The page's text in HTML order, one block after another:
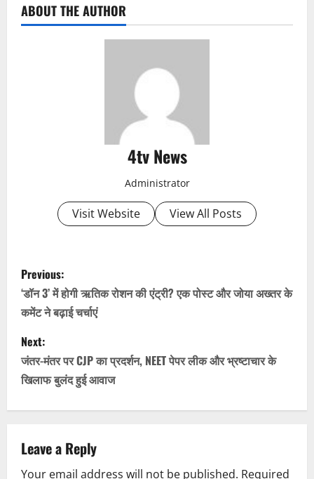
ABOUT THE AUTHOR
4tv News
Administrator
Visit Website View All Posts
P
o
s
t
n
a
v
Previous:
‘डॉन 3’ में होगी ऋतिक रोशन की एंट्री? एक पोस्ट और जोया अख्तर के
कमेंट ने बढ़ाई चर्चाएं
Next:
जंतर-मंतर पर CJP का प्रदर्शन, NEET पेपर लीक और भ्रष्टाचार के
खिलाफ बुलंद हुई आवाज
Leave a Reply
Your email address will not be published. Required